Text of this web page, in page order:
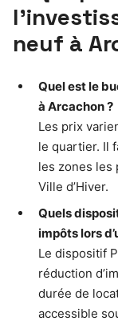
neuf à
Quel est le
à Arcachon ?
Les prix
le quartier. Il
les zones les
Ville d’Hiver.
Quels
impôts lors
Le dispositif
réduction
durée de
accessible